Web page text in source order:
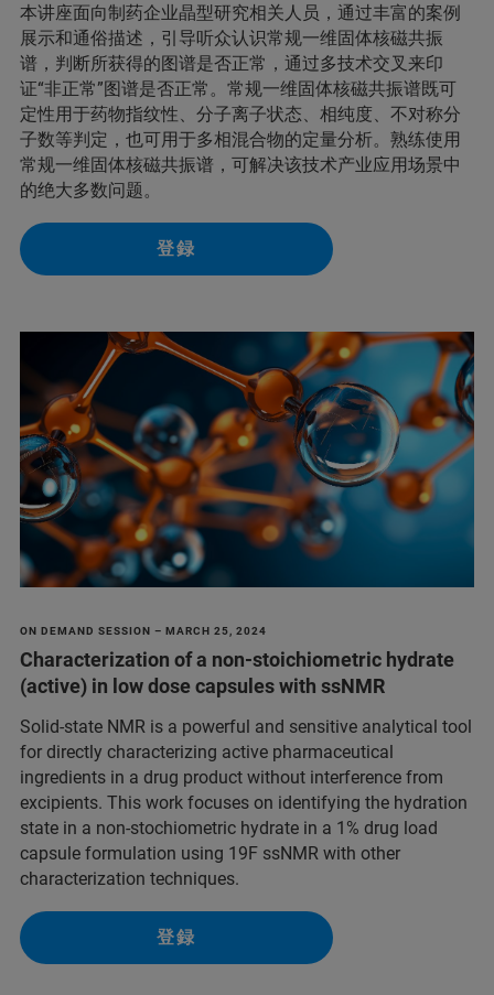
本讲座面向制药企业晶型研究相关人员，通过丰富的案例
展示和通俗描述，引导听众认识常规一维固体核磁共振
谱，判断所获得的图谱是否正常，通过多技术交叉来印
证“非正常”图谱是否正常。常规一维固体核磁共振谱既可
定性用于药物指纹性、分子离子状态、相纯度、不对称分
子数等判定，也可用于多相混合物的定量分析。熟练使用
常规一维固体核磁共振谱，可解决该技术产业应用场景中
的绝大多数问题。
登録
ON DEMAND SESSION – MARCH 25, 2024
Characterization of a non-stoichiometric hydrate
(active) in low dose capsules with ssNMR
Solid-state NMR is a powerful and sensitive analytical tool
for directly characterizing active pharmaceutical
ingredients in a drug product without interference from
excipients. This work focuses on identifying the hydration
state in a non-stochiometric hydrate in a 1% drug load
capsule formulation using 19F ssNMR with other
characterization techniques.
登録